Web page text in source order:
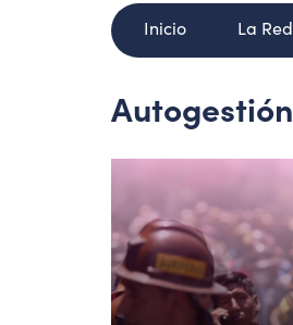
Inicio La Red
Autogestión